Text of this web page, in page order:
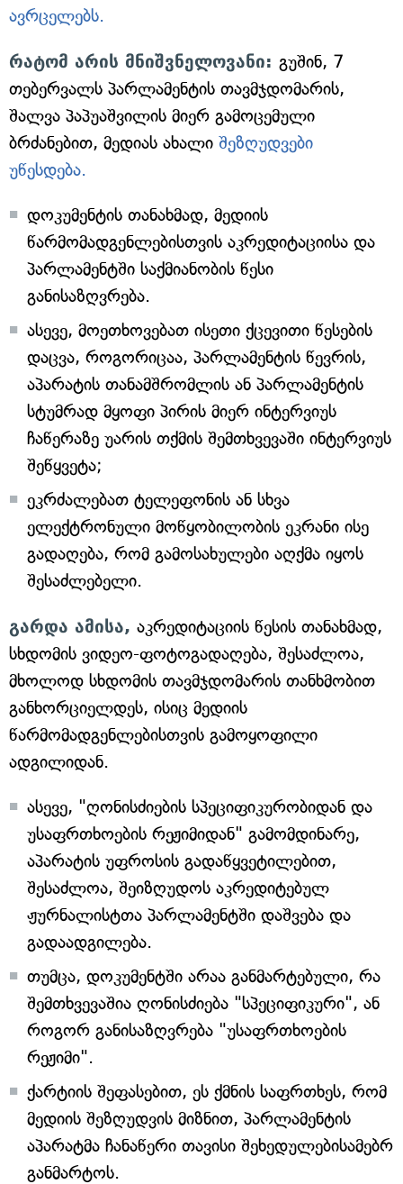
ავრცელებს.
რატომ არის მნიშვნელოვანი: გუშინ, 7
თებერვალს პარლამენტის თავმჯდომარის,
შალვა პაპუაშვილის მიერ გამოცემული
ბრძანებით, მედიას ახალი შეზღუდვები
უწესდება.
დოკუმენტის თანახმად, მედიის
წარმომადგენლებისთვის აკრედიტაციისა და
პარლამენტში საქმიანობის წესი
განისაზღვრება.
ასევე, მოეთხოვებათ ისეთი ქცევითი წესების
დაცვა, როგორიცაა, პარლამენტის წევრის,
აპარატის თანამშრომლის ან პარლამენტის
სტუმრად მყოფი პირის მიერ ინტერვიუს
ჩაწერაზე უარის თქმის შემთხვევაში ინტერვიუს
შეწყვეტა;
ეკრძალებათ ტელეფონის ან სხვა
ელექტრონული მოწყობილობის ეკრანი ისე
გადაღება, რომ გამოსახულები აღქმა იყოს
შესაძლებელი.
გარდა ამისა, აკრედიტაციის წესის თანახმად,
სხდომის ვიდეო-ფოტოგადაღება, შესაძლოა,
მხოლოდ სხდომის თავმჯდომარის თანხმობით
განხორციელდეს, ისიც მედიის
წარმომადგენლებისთვის გამოყოფილი
ადგილიდან.
ასევე, "ღონისძიების სპეციფიკურობიდან და
უსაფრთხოების რეჟიმიდან" გამომდინარე,
აპარატის უფროსის გადაწყვეტილებით,
შესაძლოა, შეიზღუდოს აკრედიტებულ
ჟურნალისტთა პარლამენტში დაშვება და
გადაადგილება.
თუმცა, დოკუმენტში არაა განმარტებული, რა
შემთხვევაშია ღონისძიება "სპეციფიკური", ან
როგორ განისაზღვრება "უსაფრთხოების
რეჟიმი".
ქარტიის შეფასებით, ეს ქმნის საფრთხეს, რომ
მედიის შეზღუდვის მიზნით, პარლამენტის
აპარატმა ჩანაწერი თავისი შეხედულებისამებრ
განმარტოს.